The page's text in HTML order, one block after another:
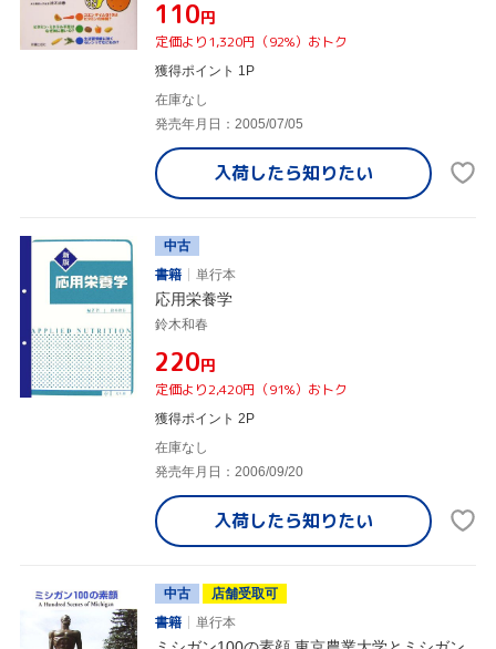
¥110円
定価より1,320円（92%）おトク
獲得ポイント 1P
在庫なし
発売年月日：2005/07/05
入荷したら知りたい
中古
書籍
単行本
応用栄養学
鈴木和春
¥220円
定価より2,420円（91%）おトク
獲得ポイント 2P
在庫なし
発売年月日：2006/09/20
入荷したら知りたい
中古
店舗受取可
書籍
単行本